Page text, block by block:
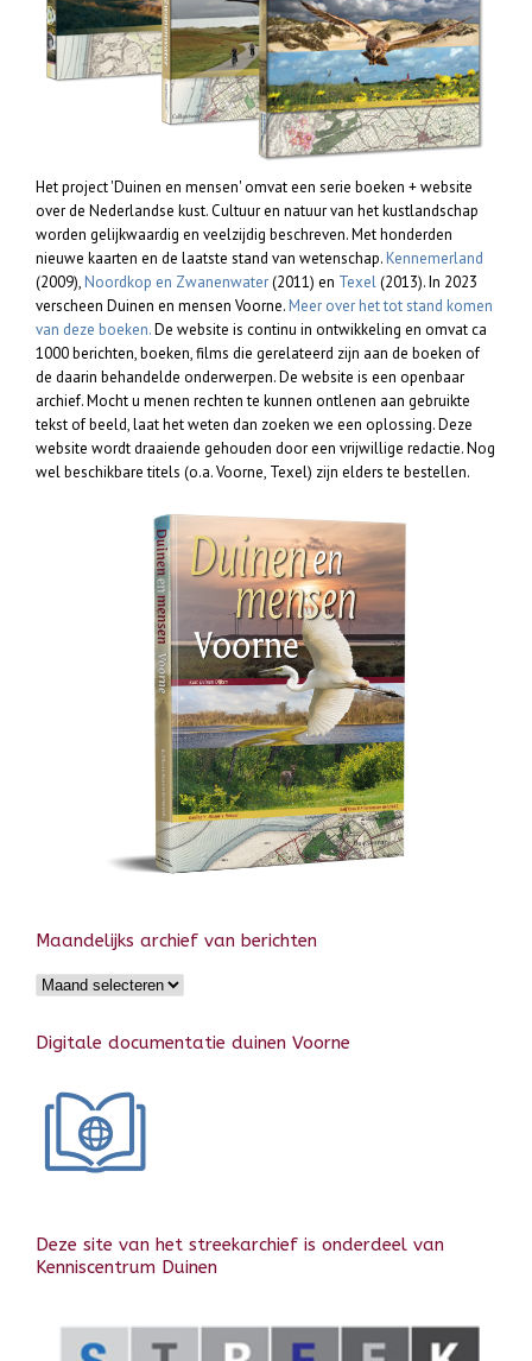
Het project 'Duinen en mensen' omvat een serie boeken + website
over de Nederlandse kust. Cultuur en natuur van het kustlandschap
worden gelijkwaardig en veelzijdig beschreven. Met honderden
nieuwe kaarten en de laatste stand van wetenschap. Kennemerland
(2009), Noordkop en Zwanenwater(2011) en Texel(2013). In 2023
verscheen Duinen en mensen Voorne. Meer over het tot stand komen
van deze boeken.De website is continu in ontwikkeling en omvat ca
1000 berichten, boeken, films die gerelateerd zijn aan de boeken of
de daarin behandelde onderwerpen. De website is een openbaar
archief. Mocht u menen rechten te kunnen ontlenen aan gebruikte
tekst of beeld, laat het weten dan zoeken we een oplossing. Deze
website wordt draaiende gehouden door een vrijwillige redactie. Nog
wel beschikbare titels (o.a. Voorne, Texel) zijn elders te bestellen.
Maandelijks archief van berichten
Maandelijks
van
berichten
Digitale documentatie duinen Voorne
Deze site van het streekarchief is onderdeel van
Kenniscentrum Duinen